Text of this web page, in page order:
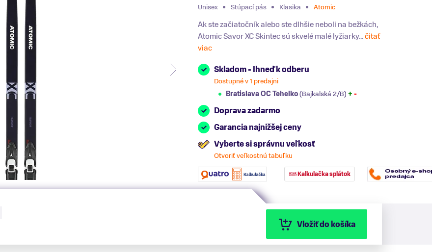
Unisex Stúpací pás Klasika Atomic
Ak ste začiatočník alebo ste dlhšie neboli na bežkách,
Atomic Savor XC Skintec sú skvelé malé lyžiarky...čitať
viac
Skladom - Ihneď k odberu
Dostupné v 1 predajni
Bratislava OC Tehelko(Bajkalská 2/B) + -
Doprava zadarmo
Garancia najnižšej ceny
Vyberte si správnu veľkosť
Otvoriť veľkostnú tabuľku
Kalkulačka splátok
Vložiť do košíka